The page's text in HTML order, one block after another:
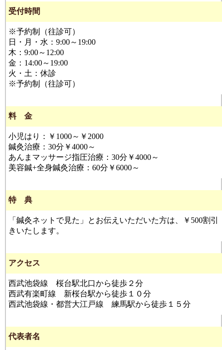
受付時間
※予約制（往診可）
日・月・水：9:00～19:00
木：9:00～12:00
金：14:00～19:00
火・土：休診
※予約制（往診可）
料 金
小児はり：￥1000～￥2000
鍼灸治療：30分￥4000～
あんまマッサージ指圧治療：30分￥4000～
美容鍼+全身鍼灸治療：60分￥6000～
特 典
「鍼灸ネットで見た」とお伝えいただいた方は、￥500割引
きいたします。
アクセス
西武池袋線 桜台駅北口から徒歩２分
西武有楽町線 新桜台駅から徒歩１０分
西武池袋線・都営大江戸線 練馬駅から徒歩１５分
代表者名